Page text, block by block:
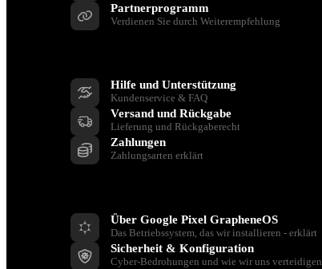
Partnerprogramm
Verdienen Sie durch Weiterempfehlung
Hilfe und Unterstützung
Kundenservice & FAQ
Versand und Rückgabe
Lieferung und Rückgaberecht
Zahlungen
Zahlungsarten erklärt
Über Google Pixel GrapheneOS
Das Betriebssystem, das wir installieren - erklärt
Sicherheit & Konfiguration
Cyber-Bedrohungen und wie wir uns verteidigen